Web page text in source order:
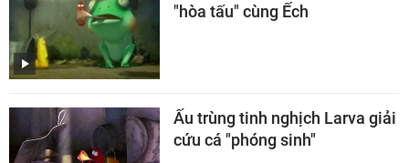
"hòa tấu" cùng Ếch
Ấu trùng tinh nghịch Larva giải
cứu cá "phóng sinh"